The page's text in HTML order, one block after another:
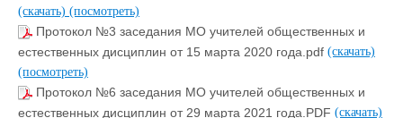
(скачать) (посмотреть)
Протокол №3 заседания МО учителей общественных и
естественных дисциплин от 15 марта 2020 года.pdf (скачать)
(посмотреть)
Протокол №6 заседания МО учителей общественных и
естественных дисциплин от 29 марта 2021 года.PDF (скачать)